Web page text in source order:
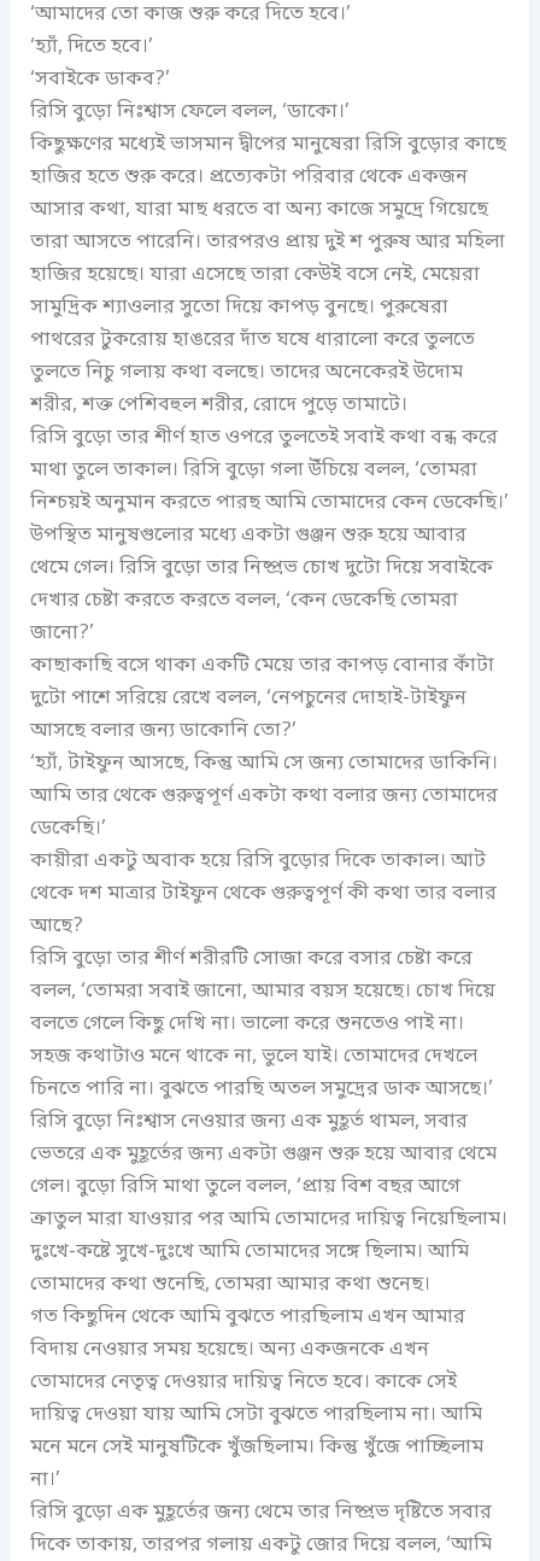
‘আমাদের তো কাজ শুরু করে দিতে হবে।’
‘হ্যাঁ, দিতে হবে।’
‘সবাইকে ডাকব?’
রিসি বুড়ো নিঃশ্বাস ফেলে বলল, ‘ডাকো।’
কিছুক্ষণের মধ্যেই ভাসমান দ্বীপের মানুষেরা রিসি বুড়োর কাছে
হাজির হতে শুরু করে। প্রত্যেকটা পরিবার থেকে একজন
আসার কথা, যারা মাছ ধরতে বা অন্য কাজে সমুদ্রে গিয়েছে
তারা আসতে পারেনি। তারপরও প্রায় দুই শ পুরুষ আর মহিলা
হাজির হয়েছে। যারা এসেছে তারা কেউই বসে নেই, মেয়েরা
সামুদ্রিক শ্যাওলার সুতো দিয়ে কাপড় বুনছে। পুরুষেরা
পাথরের টুকরোয় হাঙরের দাঁত ঘষে ধারালো করে তুলতে
তুলতে নিচু গলায় কথা বলছে। তাদের অনেকেরই উদোম
শরীর, শক্ত পেশিবহুল শরীর, রোদে পুড়ে তামাটে।
রিসি বুড়ো তার শীর্ণ হাত ওপরে তুলতেই সবাই কথা বন্ধ করে
মাথা তুলে তাকাল। রিসি বুড়ো গলা উঁচিয়ে বলল, ‘তোমরা
নিশ্চয়ই অনুমান করতে পারছ আমি তোমাদের কেন ডেকেছি।’
উপস্থিত মানুষগুলোর মধ্যে একটা গুঞ্জন শুরু হয়ে আবার
থেমে গেল। রিসি বুড়ো তার নিষ্প্রভ চোখ দুটো দিয়ে সবাইকে
দেখার চেষ্টা করতে করতে বলল, ‘কেন ডেকেছি তোমরা
জানো?’
কাছাকাছি বসে থাকা একটি মেয়ে তার কাপড় বোনার কাঁটা
দুটো পাশে সরিয়ে রেখে বলল, ‘নেপচুনের দোহাই-টাইফুন
আসছে বলার জন্য ডাকোনি তো?’
‘হ্যাঁ, টাইফুন আসছে, কিন্তু আমি সে জন্য তোমাদের ডাকিনি।
আমি তার থেকে গুরুত্বপূর্ণ একটা কথা বলার জন্য তোমাদের
ডেকেছি।’
কায়ীরা একটু অবাক হয়ে রিসি বুড়োর দিকে তাকাল। আট
থেকে দশ মাত্রার টাইফুন থেকে গুরুত্বপূর্ণ কী কথা তার বলার
আছে?
রিসি বুড়ো তার শীর্ণ শরীরটি সোজা করে বসার চেষ্টা করে
বলল, ‘তোমরা সবাই জানো, আমার বয়স হয়েছে। চোখ দিয়ে
বলতে গেলে কিছু দেখি না। ভালো করে শুনতেও পাই না।
সহজ কথাটাও মনে থাকে না, ভুলে যাই। তোমাদের দেখলে
চিনতে পারি না। বুঝতে পারছি অতল সমুদ্রের ডাক আসছে।’
রিসি বুড়ো নিঃশ্বাস নেওয়ার জন্য এক মুহূর্ত থামল, সবার
ভেতরে এক মুহূর্তের জন্য একটা গুঞ্জন শুরু হয়ে আবার থেমে
গেল। বুড়ো রিসি মাথা তুলে বলল, ‘প্রায় বিশ বছর আগে
ক্রাতুল মারা যাওয়ার পর আমি তোমাদের দায়িত্ব নিয়েছিলাম।
দুঃখে-কষ্টে সুখে-দুঃখে আমি তোমাদের সঙ্গে ছিলাম। আমি
তোমাদের কথা শুনেছি, তোমরা আমার কথা শুনেছ।
গত কিছুদিন থেকে আমি বুঝতে পারছিলাম এখন আমার
বিদায় নেওয়ার সময় হয়েছে। অন্য একজনকে এখন
তোমাদের নেতৃত্ব দেওয়ার দায়িত্ব নিতে হবে। কাকে সেই
দায়িত্ব দেওয়া যায় আমি সেটা বুঝতে পারছিলাম না। আমি
মনে মনে সেই মানুষটিকে খুঁজছিলাম। কিন্তু খুঁজে পাচ্ছিলাম
না।’
রিসি বুড়ো এক মুহূর্তের জন্য থেমে তার নিষ্প্রভ দৃষ্টিতে সবার
দিকে তাকায়, তারপর গলায় একটু জোর দিয়ে বলল, ‘আমি